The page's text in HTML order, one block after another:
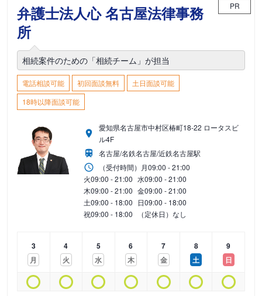
弁護士法人心 名古屋法律事務
所
PR
相続案件のための「相続チーム」が担当
電話相談可能 初回面談無料
土日面談可能
18時以降面談可能
愛知県名古屋市中村区椿町18-22 ロータスビ
ル4F
名古屋/名鉄名古屋/近鉄名古屋駅
（受付時間） 月09:00 - 21:00
火09:00 - 21:00 水09:00 - 21:00
木09:00 - 21:00 金09:00 - 21:00
土09:00 - 18:00 日09:00 - 18:00
祝09:00 - 18:00 （定休日）なし
3
月
4
火
5
水
6
木
7
金
8
土
9
日